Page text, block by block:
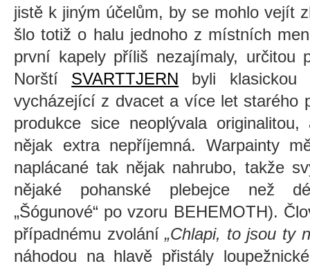
jistě k jiným účelům, by se mohlo vejít
šlo totiž o halu jednoho z místních
první kapely příliš nezajímaly, určitou
Norští SVARTTJERN byli klasickou
vycházející z dvacet a více let starého
produkce sice neoplývala
nějak extra nepříjemná. Warpainty
naplácané tak nějak nahrubo, takže
nějaké pohanské plebejce než
„Šógunové“ po vzoru BEHEMOTH).
případnému zvolání„Chlapi, to jsou ty
náhodou na hlavě přistály